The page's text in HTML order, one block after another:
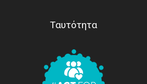
Ταυτότητα